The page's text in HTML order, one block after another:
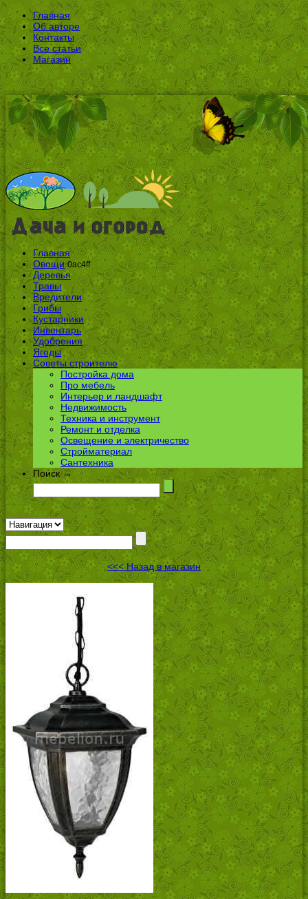
Главная
Об авторе
Контакты
Все статьи
Магазин
Главная
Овощи 0ac4ff
Деревья
Травы
Вредители
Грибы
Кустарники
Инвентарь
Удобрения
Ягоды
Советы строителю
Постройка дома
Про мебель
Интерьер и ландшафт
Недвижимость
Техника и инструмент
Ремонт и отделка
Освещение и электричество
Стройматериал
Сантехника
Поиск →
<<< Назад в магазин